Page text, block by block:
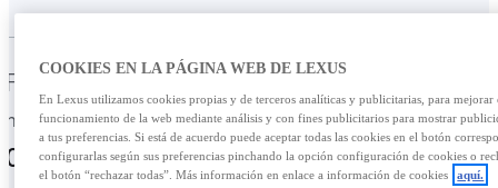
Fecha de
matriculación
03-2022
Kilometraje
89.647 Km.
COOKIES EN LA PÁGINA WEB DE LEXUS
En Lexus utilizamos cookies propias y de terceros analíticas y publicitarias, para mejorar
funcionamiento de la web mediante análisis y con fines publicitarios para mostrar
a tus preferencias. Si está de acuerdo puede aceptar todas las cookies en el botón
configurarlas según sus preferencias pinchando la opción configuración de cookies o
el botón “rechazar todas”. Más información en enlace a información de cookies
aquí.